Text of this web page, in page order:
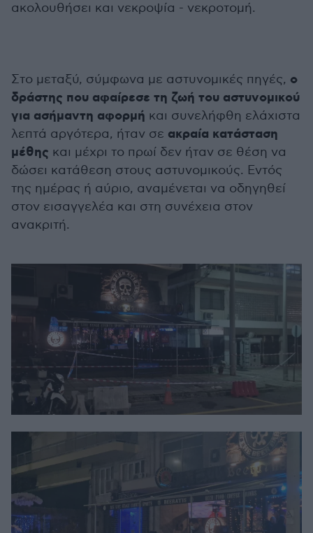
ακολουθήσει και νεκροψία - νεκροτομή.
Στο μεταξύ, σύμφωνα με αστυνομικές πηγές, ο
δράστης που αφαίρεσε τη ζωή του αστυνομικού
για ασήμαντη αφορμή και συνελήφθη ελάχιστα
λεπτά αργότερα, ήταν σε ακραία κατάσταση
μέθης και μέχρι το πρωί δεν ήταν σε θέση να
δώσει κατάθεση στους αστυνομικούς. Εντός
της ημέρας ή αύριο, αναμένεται να οδηγηθεί
στον εισαγγελέα και στη συνέχεια στον
ανακριτή.